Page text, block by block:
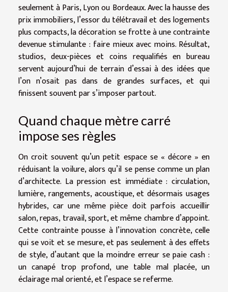
seulement à Paris, Lyon ou Bordeaux. Avec la hausse des
prix immobiliers, l’essor du télétravail et des logements
plus compacts, la décoration se frotte à une contrainte
devenue stimulante : faire mieux avec moins. Résultat,
studios, deux-pièces et coins requalifiés en bureau
servent aujourd’hui de terrain d’essai à des idées que
l’on n’osait pas dans de grandes surfaces, et qui
finissent souvent par s’imposer partout.
Quand chaque mètre carré
impose ses règles
On croit souvent qu’un petit espace se « décore » en
réduisant la voilure, alors qu’il se pense comme un plan
d’architecte. La pression est immédiate : circulation,
lumière, rangements, acoustique, et désormais usages
hybrides, car une même pièce doit parfois accueillir
salon, repas, travail, sport, et même chambre d’appoint.
Cette contrainte pousse à l’innovation concrète, celle
qui se voit et se mesure, et pas seulement à des effets
de style, d’autant que la moindre erreur se paie cash :
un canapé trop profond, une table mal placée, un
éclairage mal orienté, et l’espace se referme.